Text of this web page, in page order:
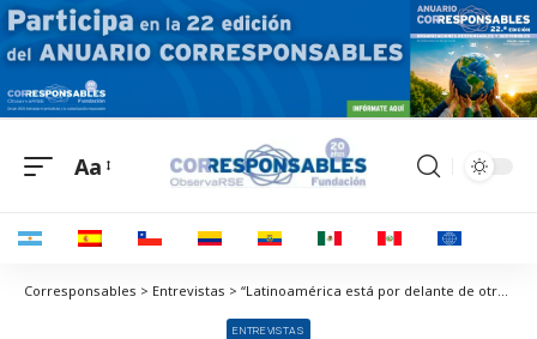
Aa
Corresponsables > Entrevistas > “Latinoamérica está por delante de otras regiones en la implementación de los ODS”
ENTREVISTAS